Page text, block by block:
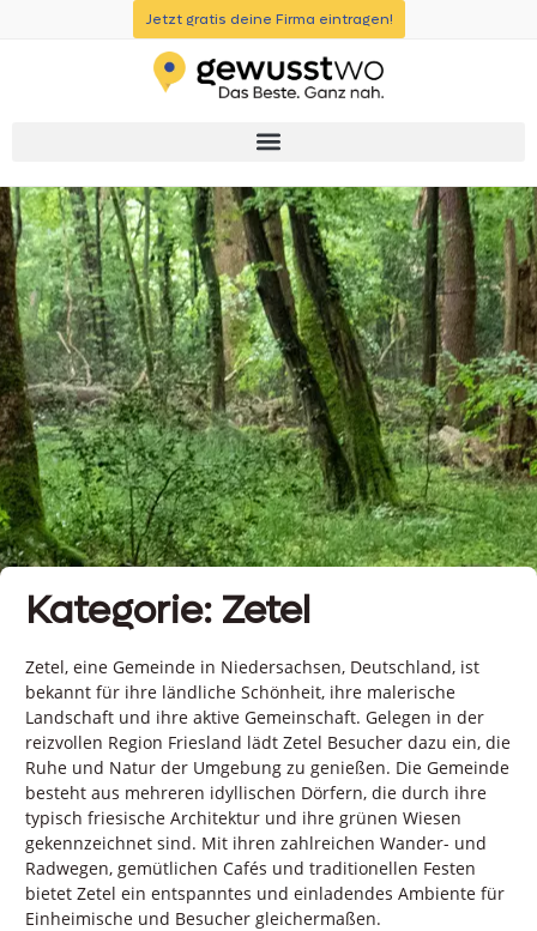
Jetzt gratis deine Firma eintragen!
Kategorie: Zetel
Zetel, eine Gemeinde in Niedersachsen, Deutschland, ist
bekannt für ihre ländliche Schönheit, ihre malerische
Landschaft und ihre aktive Gemeinschaft. Gelegen in der
reizvollen Region Friesland lädt Zetel Besucher dazu ein, die
Ruhe und Natur der Umgebung zu genießen. Die Gemeinde
besteht aus mehreren idyllischen Dörfern, die durch ihre
typisch friesische Architektur und ihre grünen Wiesen
gekennzeichnet sind. Mit ihren zahlreichen Wander- und
Radwegen, gemütlichen Cafés und traditionellen Festen
bietet Zetel ein entspanntes und einladendes Ambiente für
Einheimische und Besucher gleichermaßen.